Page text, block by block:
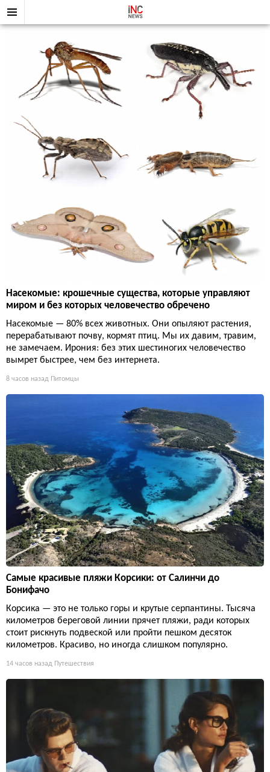
Насекомые: крошечные существа, которые управляют
миром и без которых человечество обречено
Насекомые — 80% всех животных. Они опыляют растения,
перерабатывают почву, кормят птиц. Мы их давим, травим,
не замечаем. Ирония: без этих шестиногих человечество
вымрет быстрее, чем без интернета.
8 часов назад Питомцы
Самые красивые пляжи Корсики: от Салинчи до
Бонифачо
Корсика — это не только горы и крутые серпантины. Тысяча
километров береговой линии прячет пляжи, ради которых
стоит рискнуть подвеской или пройти пешком десяток
километров. Красиво, но иногда слишком популярно.
14 часов назад Путешествия